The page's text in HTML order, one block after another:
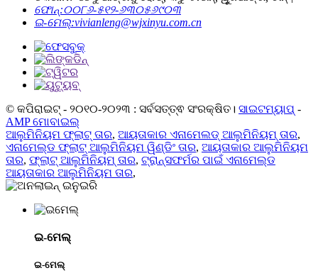
ଫୋନ୍:୦୦୮୬-୫୧୨-୬୩୦୫୬୯୦୩
ଇ-ମେଲ୍:vivianleng@wjxinyu.com.cn
© କପିରାଇଟ୍ - ୨୦୧୦-୨୦୨୩ : ସର୍ବସତ୍ତ୍ଵ ସଂରକ୍ଷିତ। ସାଇଟମ୍ୟାପ୍ -
AMP ମୋବାଇଲ୍
ଆଲୁମିନିୟମ ଫ୍ଲାଟ୍ ତାର, ଆୟତାକାର ଏନାମେଲଡ୍ ଆଲୁମିନିୟମ୍ ତାର,
ଏନାମେଲ୍ଡ ଫ୍ଲାଟ୍ ଆଲୁମିନିୟମ ୱିଣ୍ଡିଂ ତାର, ଆୟତାକାର ଆଲୁମିନିୟମ
ତାର, ଫ୍ଲାଟ୍ ଆଲୁମିନିୟମ୍ ତାର, ଟ୍ରାନ୍ସଫର୍ମର ପାଇଁ ଏନାମେଲ୍ଡ
ଆୟତାକାର ଆଲୁମିନିୟମ ତାର,
ଇ-ମେଲ୍
ଇ-ମେଲ୍